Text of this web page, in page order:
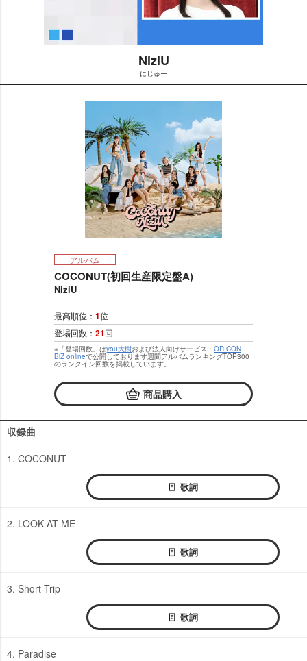
M
e
NiziU
にじゅー
アルバム
COCONUT(初回生産限定盤A)
NiziU
最高順位： 1位
登場回数： 21回
※「登場回数」はyou大樹および法人向けサービス・ ORICON
BiZ onlineで公開しております週間アルバムランキングTOP300
のランクイン回数を掲載しています。
商品購入
収録曲
1. COCONUT
歌詞
2. LOOK AT ME
歌詞
3. Short Trip
歌詞
4. Paradise